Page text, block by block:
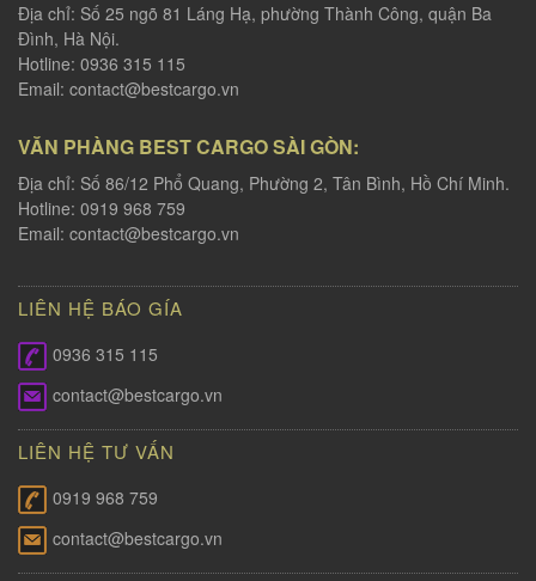
Địa chỉ: Số 25 ngõ 81 Láng Hạ, phường Thành Công, quận Ba
Đình, Hà Nội.
Hotline: 0936 315 115
Email: contact@bestcargo.vn
VĂN PHÀNG BEST CARGO SÀI GÒN:
Địa chỉ: Số 86/12 Phổ Quang, Phường 2, Tân Bình, Hồ Chí Minh.
Hotline: 0919 968 759
Email: contact@bestcargo.vn
LIÊN HỆ BÁO GÍA
0936 315 115
contact@bestcargo.vn
LIÊN HỆ TƯ VẤN
0919 968 759
contact@bestcargo.vn